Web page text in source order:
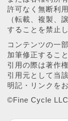
許可なく無断利用
（転載、複製、
することを禁止し
コンテンツの一
加筆修正するこ
引用の際は著作
引用元として当
明記・リンクを
©︎Fine Cycle